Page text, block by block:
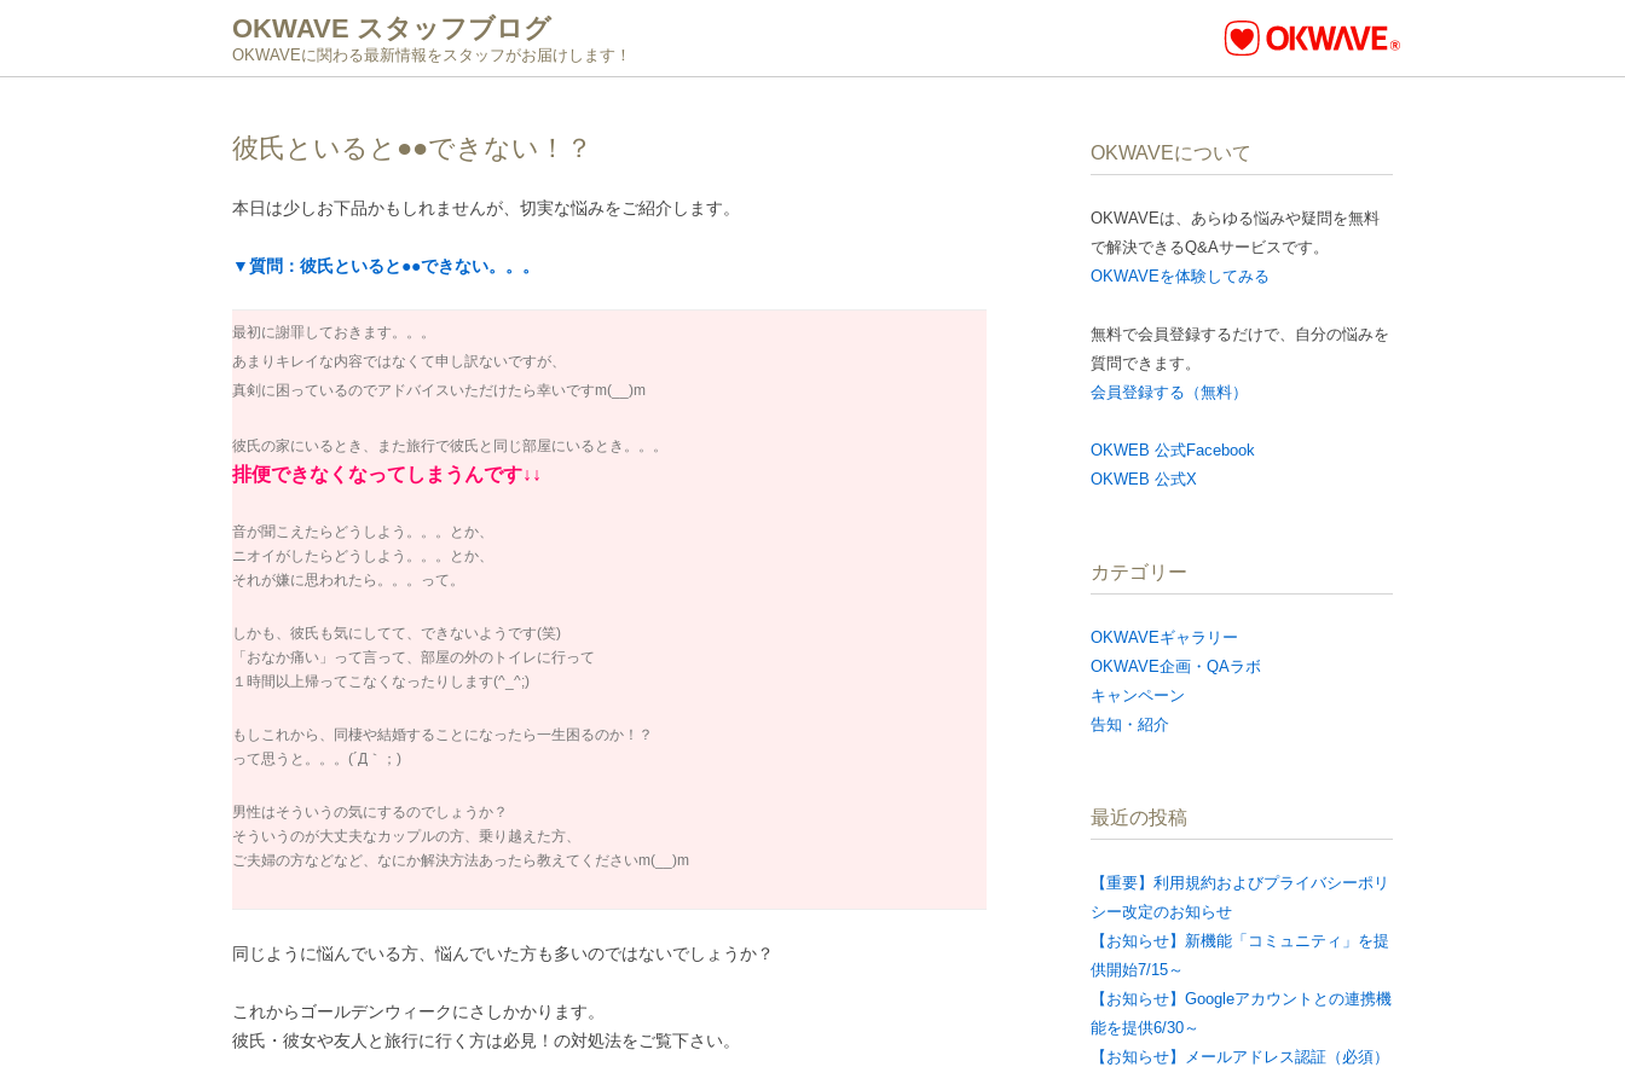
OKWAVE スタッフブログ
OKWAVEに関わる最新情報をスタッフがお届けします！
彼氏といると●●できない！？
本日は少しお下品かもしれませんが、切実な悩みをご紹介します。
▼質問：彼氏といると●●できない。。。
最初に謝罪しておきます。。。
あまりキレイな内容ではなくて申し訳ないですが、
真剣に困っているのでアドバイスいただけたら幸いですm(__)m
彼氏の家にいるとき、また旅行で彼氏と同じ部屋にいるとき。。。
排便できなくなってしまうんです↓↓
音が聞こえたらどうしよう。。。とか、
ニオイがしたらどうしよう。。。とか、
それが嫌に思われたら。。。って。
しかも、彼氏も気にしてて、できないようです(笑)
「おなか痛い」って言って、部屋の外のトイレに行って
１時間以上帰ってこなくなったりします(^_^;)
もしこれから、同棲や結婚することになったら一生困るのか！？
って思うと。。。(´Д｀；)
男性はそういうの気にするのでしょうか？
そういうのが大丈夫なカップルの方、乗り越えた方、
ご夫婦の方などなど、なにか解決方法あったら教えてくださいm(__)m
同じように悩んでいる方、悩んでいた方も多いのではないでしょうか？
これからゴールデンウィークにさしかかります。
彼氏・彼女や友人と旅行に行く方は必見！の対処法をご覧下さい。
OKWAVEについて
OKWAVEは、あらゆる悩みや疑問を無料
で解決できるQ&Aサービスです。
OKWAVEを体験してみる
無料で会員登録するだけで、自分の悩みを
質問できます。
会員登録する（無料）
OKWEB 公式Facebook
OKWEB 公式X
カテゴリー
OKWAVEギャラリー
OKWAVE企画・QAラボ
キャンペーン
告知・紹介
最近の投稿
【重要】利用規約およびプライバシーポリ
シー改定のお知らせ
【お知らせ】新機能「コミュニティ」を提
供開始7/15～
【お知らせ】Googleアカウントとの連携機
能を提供6/30～
【お知らせ】メールアドレス認証（必須）